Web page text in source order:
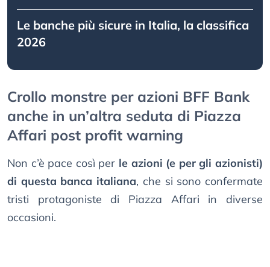
Le banche più sicure in Italia, la classifica
2026
Crollo monstre per azioni BFF Bank
anche in un’altra seduta di Piazza
Affari post profit warning
Non c’è pace così per le azioni (e per gli azionisti)
di questa banca italiana, che si sono confermate
tristi protagoniste di Piazza Affari in diverse
occasioni.